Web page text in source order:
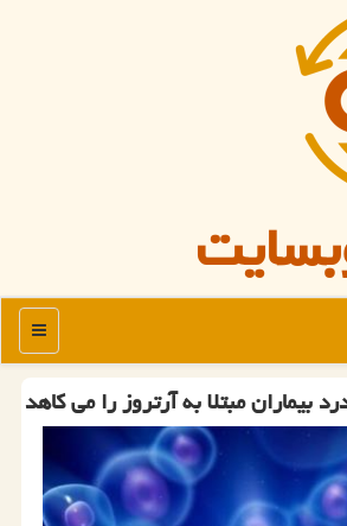
منو
بیماران مبتلا به آرتروز را می كاهد